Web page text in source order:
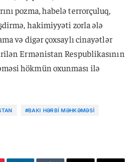
pozma, habelə terrorçuluq,
hakimiyyəti zorla ələ
və digər çoxsaylı cinayətlər
Ermənistan Respublikasının
hökmün oxunması ilə
#BAKI HƏRBI MƏHKƏMƏSI